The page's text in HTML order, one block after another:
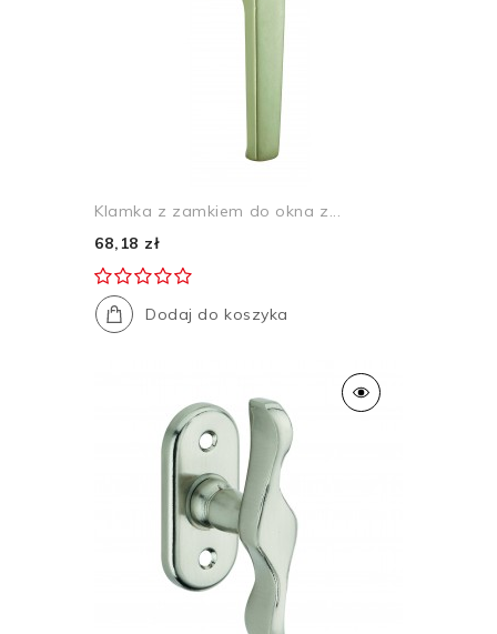
Klamka z zamkiem do okna z...
68,18 zł
Dodaj do koszyka